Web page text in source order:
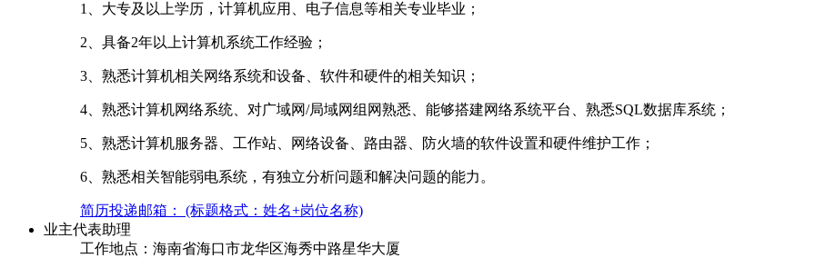
1、大专及以上学历，计算机应用、电子信息等相关专业毕业；
2、具备2年以上计算机系统工作经验；
3、熟悉计算机相关网络系统和设备、软件和硬件的相关知识；
4、熟悉计算机网络系统、对广域网/局域网组网熟悉、能够搭建网络系统平台、熟悉SQL数据库系统；
5、熟悉计算机服务器、工作站、网络设备、路由器、防火墙的软件设置和硬件维护工作；
6、熟悉相关智能弱电系统，有独立分析问题和解决问题的能力。
简历投递邮箱： (标题格式：姓名+岗位名称)
业主代表助理
工作地点：海南省海口市龙华区海秀中路星华大厦